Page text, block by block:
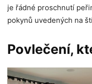
je řádné proschnutí
pokynů uvedených na
Povlečení,